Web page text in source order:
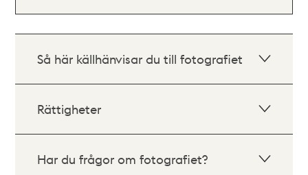
Så här källhänvisar du till fotografiet
Rättigheter
Har du frågor om fotografiet?